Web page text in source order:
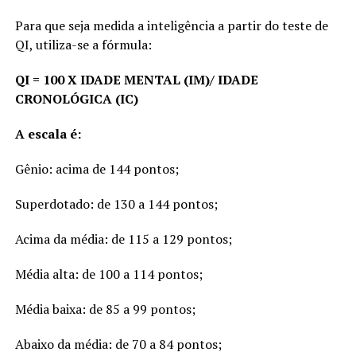
Para que seja medida a inteligência a partir do teste de
QI, utiliza-se a fórmula:
QI = 100 X IDADE MENTAL (IM)/ IDADE
CRONOLÓGICA (IC)
A escala é:
Gênio: acima de 144 pontos;
Superdotado: de 130 a 144 pontos;
Acima da média: de 115 a 129 pontos;
Média alta: de 100 a 114 pontos;
Média baixa: de 85 a 99 pontos;
Abaixo da média: de 70 a 84 pontos;